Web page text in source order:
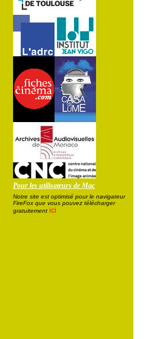
Pour les utilisateurs de Mac
Notre site est optimisé pour le navigateur
FireFox que vous pouvez télécharger
gratuitement ici